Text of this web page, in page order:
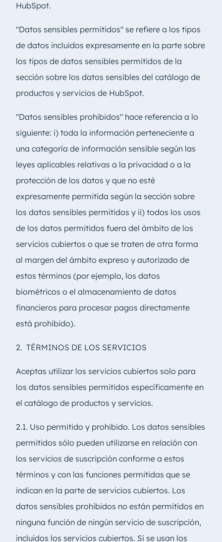
HubSpot.
"Datos sensibles permitidos" se refiere a los tipos
de datos incluidos expresamente en la parte sobre
los tipos de datos sensibles permitidos de la
sección sobre los datos sensibles del catálogo de
productos y servicios de HubSpot.
"Datos sensibles prohibidos" hace referencia a lo
siguiente: i) toda la información perteneciente a
una categoría de información sensible según las
leyes aplicables relativas a la privacidad o a la
protección de los datos y que no esté
expresamente permitida según la sección sobre
los datos sensibles permitidos y ii) todos los usos
de los datos permitidos fuera del ámbito de los
servicios cubiertos o que se traten de otra forma
al margen del ámbito expreso y autorizado de
estos términos (por ejemplo, los datos
biométricos o el almacenamiento de datos
financieros para procesar pagos directamente
está prohibido).
2. TÉRMINOS DE LOS SERVICIOS
Aceptas utilizar los servicios cubiertos solo para
los datos sensibles permitidos específicamente en
el catálogo de productos y servicios.
2.1. Uso permitido y prohibido. Los datos sensibles
permitidos sólo pueden utilizarse en relación con
los servicios de suscripción conforme a estos
términos y con las funciones permitidas que se
indican en la parte de servicios cubiertos. Los
datos sensibles prohibidos no están permitidos en
ninguna función de ningún servicio de suscripción,
incluidos los servicios cubiertos. Si se usan los